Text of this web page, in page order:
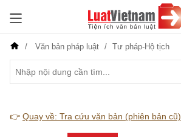
Văn bản pháp luật Tư pháp-Hộ tịch
👉 Quay về: Tra cứu văn bản (phiên bản cũ)